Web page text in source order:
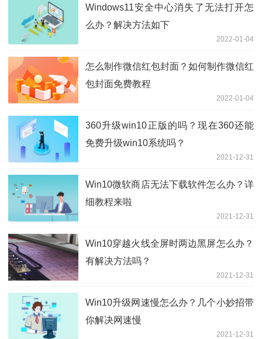
Windows11安全中心消失了无法打开怎
么办？解决方法如下
2022-01-04
怎么制作微信红包封面？如何制作微信红
包封面免费教程
2022-01-04
360升级win10正版的吗？现在360还能
免费升级win10系统吗？
2021-12-31
Win10微软商店无法下载软件怎么办？详
细教程来啦
2021-12-31
Win10穿越火线全屏时两边黑屏怎么办？
有解决方法吗？
2021-12-31
Win10升级网速慢怎么办？几个小妙招带
你解决网速慢
2021-12-31